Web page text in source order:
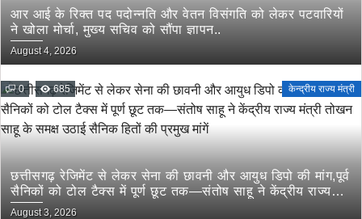
आर आई के रिक्त पद पदोन्नति और वेतन विसंगति को लेकर पटवारियों
ने खोला मोर्चा, मुख्य सचिव को सौंपा ज्ञापन..
August 4, 2026
0 685 केन्द्रीय राज्य मंत्री
छत्तीसगढ़ रेजिमेंट से लेकर सेना की छावनी और आयुध डिपो की मांग,पूर्व
सैनिकों को टोल टैक्स में पूर्ण छूट तक—संतोष साहू ने केंद्रीय राज्य
मंत्री तोखन साहू के समक्ष उठाई सैनिक हितों की प्रमुख मांगें
August 3, 2026